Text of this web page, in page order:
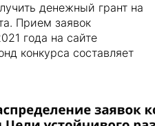
денежный грант на
Прием заявок
года на сайте
конкурса составляет